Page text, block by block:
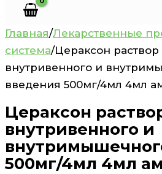
Главная/Лекарственные
система/Цераксон раствор
внутривенного и
введения 500мг/4мл 4мл
Цераксон
внутривенного и
500мг/4мл 4мл